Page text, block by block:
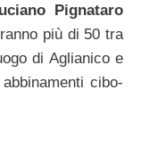
Pignataro
più di 50 tra
di Aglianico e
cibo-